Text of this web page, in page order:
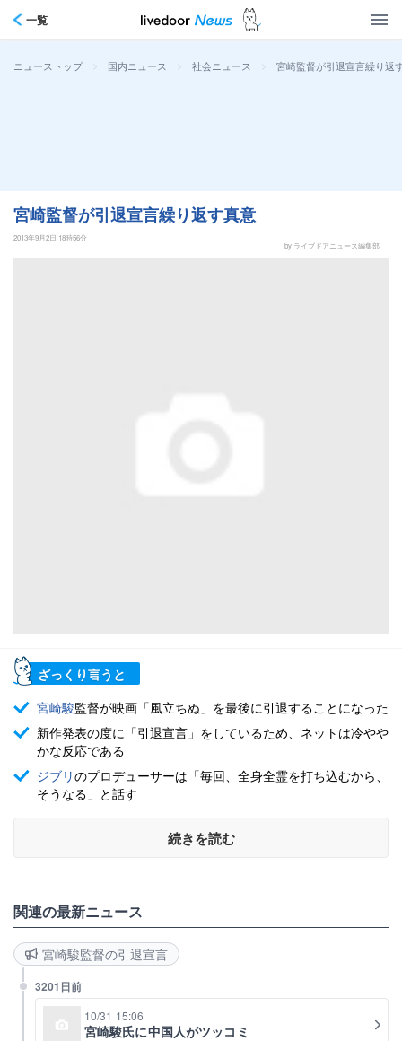
一覧
ニューストップ > 国内ニュース > 社会ニュース > 宮崎監督が引退宣言繰り返
宮崎監督が引退宣言繰り返す真意
2013年9月2日 18時56分
by ライブドアニュース編集部
ざっくり言うと
宮崎駿監督が映画「風立ちぬ」を最後に引退することになった
新作発表の度に「引退宣言」をしているため、ネットは冷やや
かな反応である
ジブリのプロデューサーは「毎回、全身全霊を打ち込むから、
そうなる」と話す
続きを読む
関連の最新ニュース
宮崎駿監督の引退宣言
3201日前
10/31 15:06
宮崎駿氏に中国人がツッコミ